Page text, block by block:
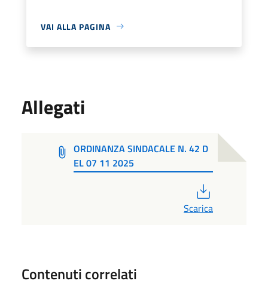
VAI ALLA PAGINA
Allegati
ORDINANZA SINDACALE N. 42 D
EL 07 11 2025
Scarica
Contenuti correlati